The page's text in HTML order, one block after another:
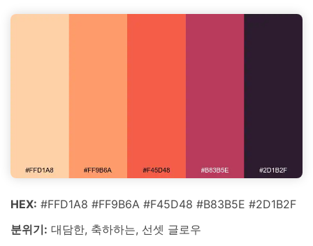
HEX: #FFD1A8 #FF9B6A #F45D48 #B83B5E #2D1B2F
분위기: 대담한, 축하하는, 선셋 글로우